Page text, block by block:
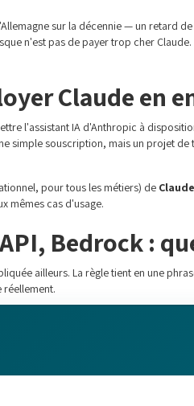
sur la décennie — un retard
n'est pas de payer trop cher
Claude en
l'assistant IA d'Anthropic à
simple souscription, mais un projet de
pour tous les métiers) de
mêmes cas d'usage.
Bedrock :
ailleurs. La règle tient en une
réellement.